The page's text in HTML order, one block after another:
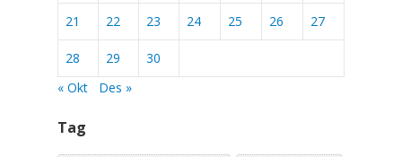
21 22 23 24 25 26 27
28 29
30
« Okt
Des »
Tag